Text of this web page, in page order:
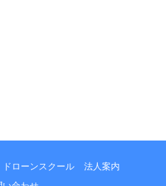
ドローンスクール
法人案内